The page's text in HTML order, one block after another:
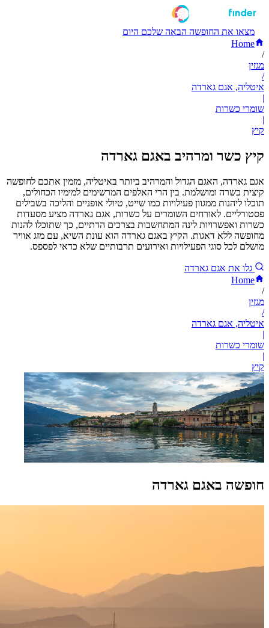
מצאו את החופשה הבאה שלכם היום
Home
/
מגזין
/
איטליה, אגם גארדה
|
שומרי כשרות
|
קיץ
קיץ כשר ומרהיב באגם גארדה
אגם גארדה, האגם הגדול והמרהיב ביותר באיטליה, מזמין אתכם לחופשה
קיצית כשרה ומושלמת. בין הרי האלפים המרשימים למימיו הכחולים,
תוכלו ליהנות ממגוון פעילויות כמו שייט, טיולי אופניים והליכה בשבילים
פסטורליים. לאורחים השומרים על כשרות, אגם גארדה מציע מסעדות
כשרות ואפשרויות לינה המתחשבות בצרכים הדתיים, כך שתוכלו להנות
מחופשה ללא דאגות. הקיץ באגם גארדה הוא עונת השיא, עם מזג אוויר
מושלם לכל סוגי הפעילויות ואירועים תרבותיים שלא כדאי לפספס.
גלו את אגם גארדה
Home
/
מגזין
/
איטליה, אגם גארדה
|
שומרי כשרות
|
קיץ
חופשה באגם גארדה